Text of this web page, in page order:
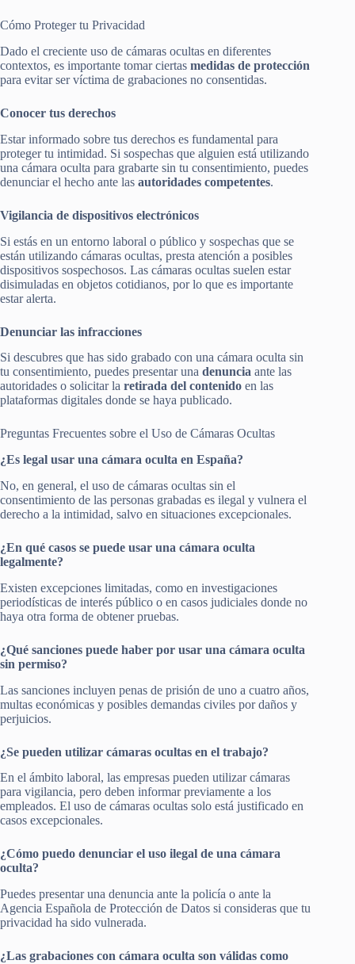
Cómo Proteger tu Privacidad
Dado el creciente uso de cámaras ocultas en diferentes
contextos, es importante tomar ciertas medidas de protección
para evitar ser víctima de grabaciones no consentidas.
Conocer tus derechos
Estar informado sobre tus derechos es fundamental para
proteger tu intimidad. Si sospechas que alguien está utilizando
una cámara oculta para grabarte sin tu consentimiento, puedes
denunciar el hecho ante las autoridades competentes.
Vigilancia de dispositivos electrónicos
Si estás en un entorno laboral o público y sospechas que se
están utilizando cámaras ocultas, presta atención a posibles
dispositivos sospechosos. Las cámaras ocultas suelen estar
disimuladas en objetos cotidianos, por lo que es importante
estar alerta.
Denunciar las infracciones
Si descubres que has sido grabado con una cámara oculta sin
tu consentimiento, puedes presentar una denuncia ante las
autoridades o solicitar la retirada del contenido en las
plataformas digitales donde se haya publicado.
Preguntas Frecuentes sobre el Uso de Cámaras Ocultas
¿Es legal usar una cámara oculta en España?
No, en general, el uso de cámaras ocultas sin el
consentimiento de las personas grabadas es ilegal y vulnera el
derecho a la intimidad, salvo en situaciones excepcionales.
¿En qué casos se puede usar una cámara oculta
legalmente?
Existen excepciones limitadas, como en investigaciones
periodísticas de interés público o en casos judiciales donde no
haya otra forma de obtener pruebas.
¿Qué sanciones puede haber por usar una cámara oculta
sin permiso?
Las sanciones incluyen penas de prisión de uno a cuatro años,
multas económicas y posibles demandas civiles por daños y
perjuicios.
¿Se pueden utilizar cámaras ocultas en el trabajo?
En el ámbito laboral, las empresas pueden utilizar cámaras
para vigilancia, pero deben informar previamente a los
empleados. El uso de cámaras ocultas solo está justificado en
casos excepcionales.
¿Cómo puedo denunciar el uso ilegal de una cámara
oculta?
Puedes presentar una denuncia ante la policía o ante la
Agencia Española de Protección de Datos si consideras que tu
privacidad ha sido vulnerada.
¿Las grabaciones con cámara oculta son válidas como